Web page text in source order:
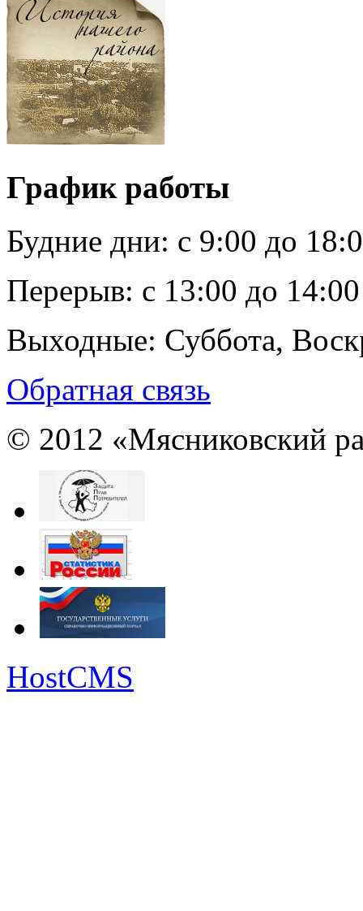
График работы
Будние дни: c 9:00 до
Перерыв: с 13:00 до 14:00
Выходные: Суббота,
Обратная связь
© 2012 «Мясниковский
HostCMS